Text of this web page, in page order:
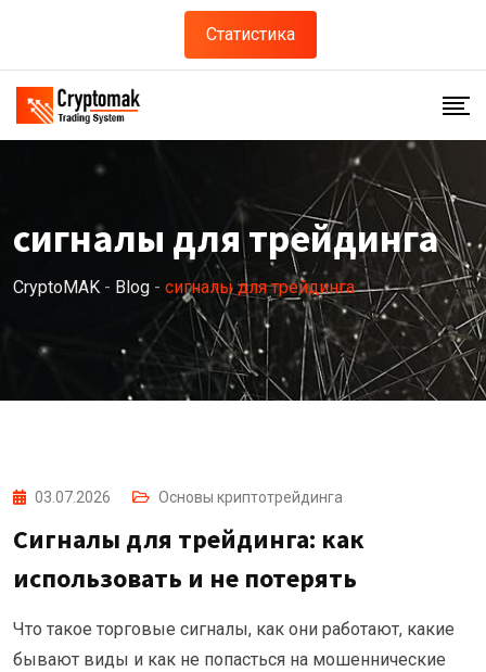
content
Статистика
сигналы для трейдинга
CryptoMAK - Blog - сигналы для трейдинга
03.07.2026 Основы криптотрейдинга
Сигналы для трейдинга: как
использовать и не потерять
Что такое торговые сигналы, как они работают, какие
бывают виды и как не попасться на мошеннические